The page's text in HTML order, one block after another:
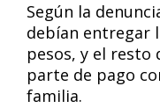
Según la
debían entregar
pesos, y el
parte de pago
familia.